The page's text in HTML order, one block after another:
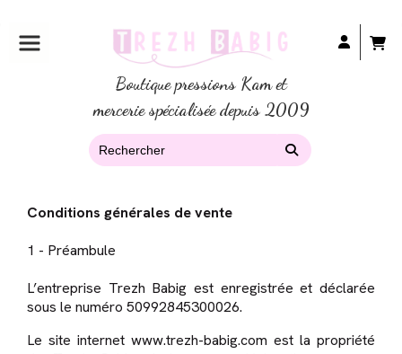
Boutique pressions Kam et
mercerie spécialisée depuis 2009
Conditions générales de vente
1 - Préambule
L’entreprise Trezh Babig est enregistrée et déclarée
sous le numéro 50992845300026.
Le site internet www.trezh-babig.com est la propriété